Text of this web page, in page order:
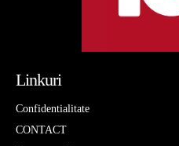
Linkuri
Confidentialitate
CONTACT